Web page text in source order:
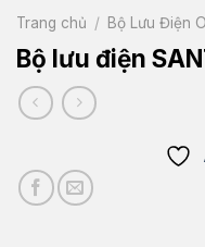
Trang chủ / Bộ Lưu Điện
Bộ lưu điện